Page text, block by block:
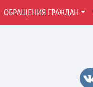
ОБРАЩЕНИЯ ГРАЖДАН